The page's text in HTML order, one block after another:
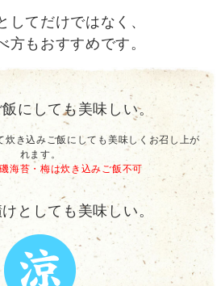
してだけではなく、
方もおすすめです。
にしても美味しい。
炊き込みご飯にしても美味しくお召し上が
れます。
海苔・梅は炊き込みご飯不可
としても美味しい。